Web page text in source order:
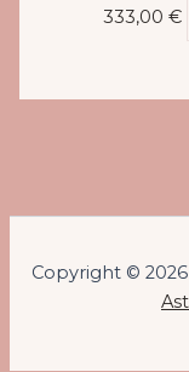
333,00€
Copyright ©